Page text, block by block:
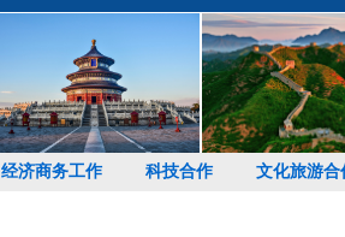
经济商务工作 科技合作 文化旅游合